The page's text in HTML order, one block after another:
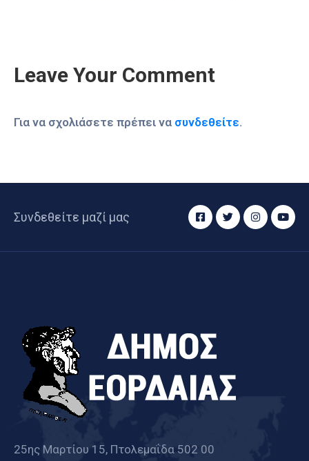
Leave Your Comment
Για να σχολιάσετε πρέπει να συνδεθείτε.
Συνδεθείτε μαζί μας
25ης Μαρτίου 15, Πτολεμαΐδα 502 00